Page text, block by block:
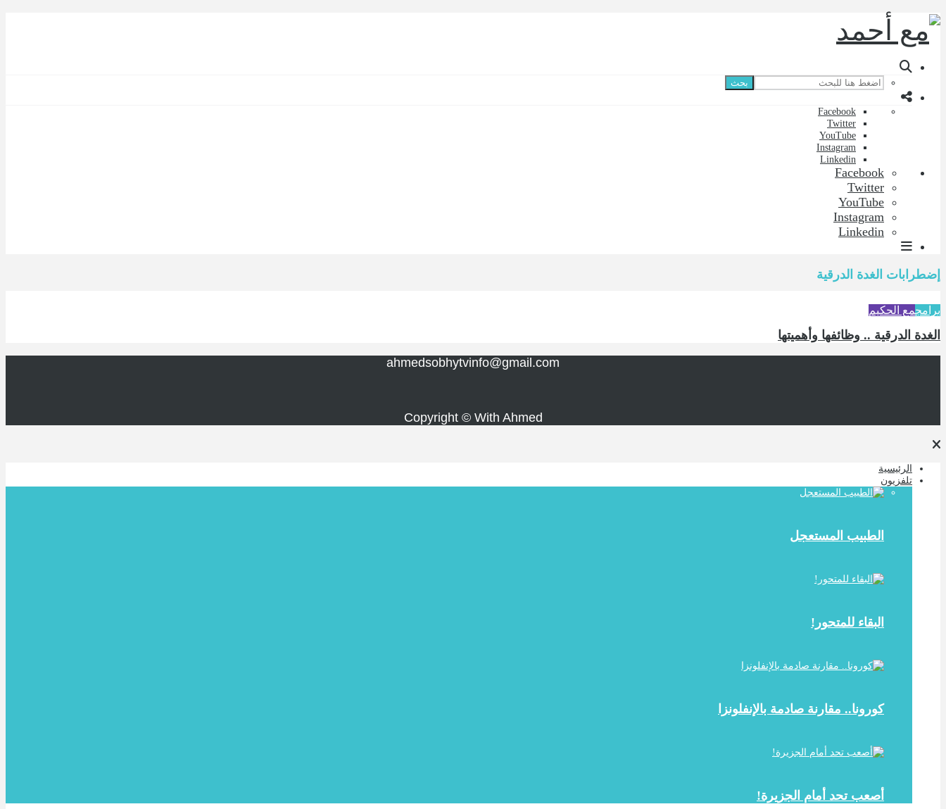
بحث
Facebook
Twitter
YouTube
Instagram
Linkedin
Facebook
Twitter
YouTube
Instagram
Linkedin
إضطرابات الغدة الدرقية
برامجمع الحكيم
الغدة الدرقية .. وظائفها وأهميتها
ahmedsobhytvinfo@gmail.com
Copyright © With Ahmed
الرئيسية
تلفزيون
الطبيب المستعجل
البقاء للمتحور!
كورونا.. مقارنة صادمة بالإنفلونزا
أصعب تحد أمام الجزيرة!